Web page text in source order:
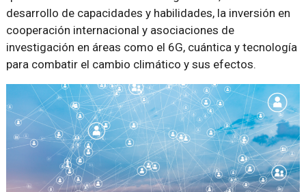
desarrollo de capacidades y habilidades, la inversión en
cooperación internacional y asociaciones de
investigación en áreas como el 6G, cuántica y tecnología
para combatir el cambio climático y sus efectos.